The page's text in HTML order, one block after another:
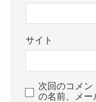
サイト
次回のコメン
の名前、メー